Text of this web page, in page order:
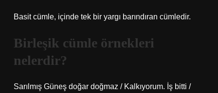
Basit cümle, içinde tek bir yargı barındıran cümledir.
Birleşik cümle örnekleri
nelerdir?
Sarılmış Güneş doğar doğmaz / Kalkıyorum. İş bitti /